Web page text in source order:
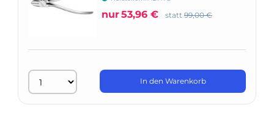
nur53,96 € statt 99,00 €
In den Warenkorb